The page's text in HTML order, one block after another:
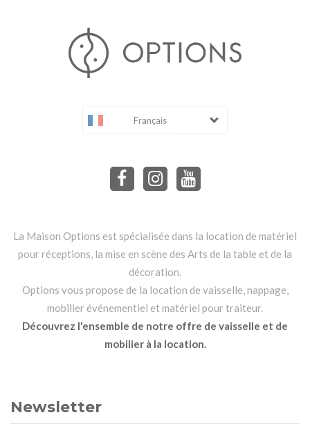
Français
La Maison Options est spécialisée dans la location de matériel
pour réceptions, la mise en scène des Arts de la table et de la
décoration.
Options vous propose de la location de vaisselle, nappage,
mobilier événementiel et matériel pour traiteur.
Découvrez l'ensemble de notre offre de vaisselle et de
mobilier à la location.
Newsletter